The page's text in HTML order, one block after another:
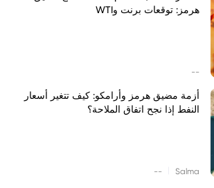
هرمز: توقعات برنت وWTI
--
أزمة مضيق هرمز وأرامكو: كيف تتغير أسعار
النفط إذا نجح اتفاق الملاحة؟
Salma
--